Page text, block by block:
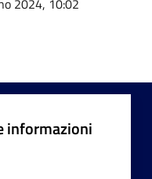
informazioni